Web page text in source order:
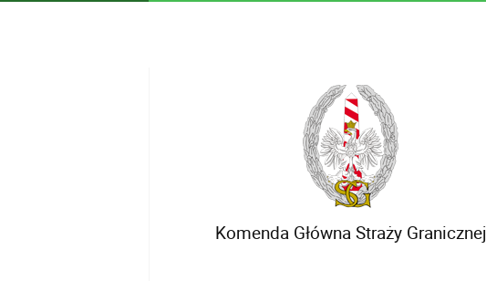
Komenda Główna Straży Granicznej